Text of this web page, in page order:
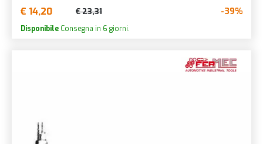
€ 14,20 € 23,31 -39%
Disponibile Consegna in 6 giorni.